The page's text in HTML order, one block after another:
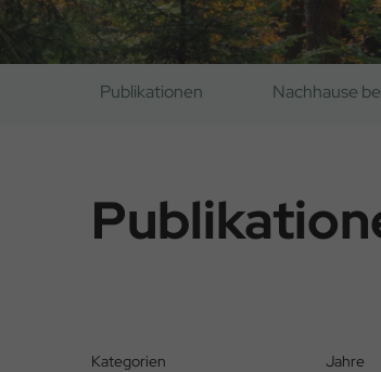
Publikationen Nachhause
Kategorien Jahre